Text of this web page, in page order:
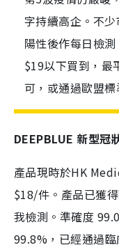
字持續高企。不
陽性後作每日檢
$19以下買到，最
可，或通過歐盟
DEEPBLUE 新型冠
產品現時於HK
$18/件。產品已獲
我檢測。準確度
99.8%，已經通過